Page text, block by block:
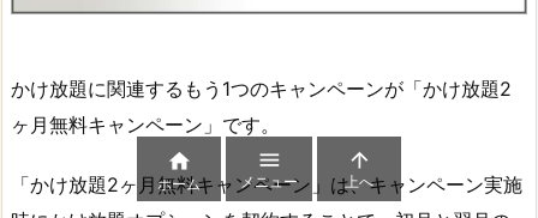
かけ放題に関連するもう1つのキャンペーンが「かけ放題2
ヶ月無料キャンペーン」です。
「かけ放題2ヶ月無料キャンペーン」は、キャンペーン実施

ホーム

メニュー

上へ